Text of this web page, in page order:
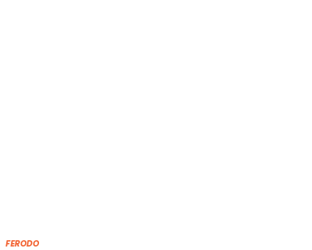
FERODO